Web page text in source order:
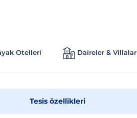
Otelleri Daireler & Villalar
Tesis özellikleri